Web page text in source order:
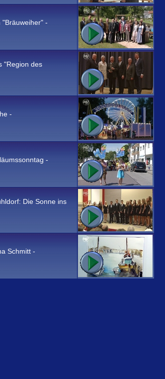
-
"Region des
-
-
Die Sonne ins
Schmitt -